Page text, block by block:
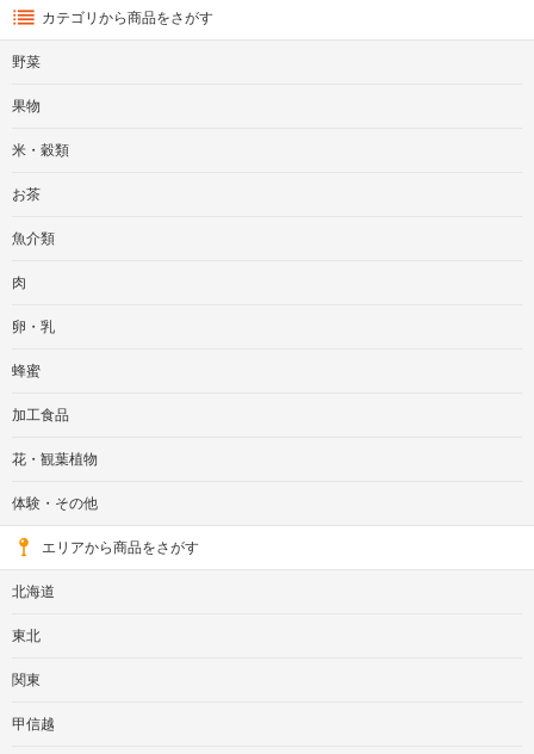
カテゴリから商品をさがす
野菜
果物
米・穀類
お茶
魚介類
肉
卵・乳
蜂蜜
加工食品
花・観葉植物
体験・その他
エリアから商品をさがす
北海道
東北
関東
甲信越